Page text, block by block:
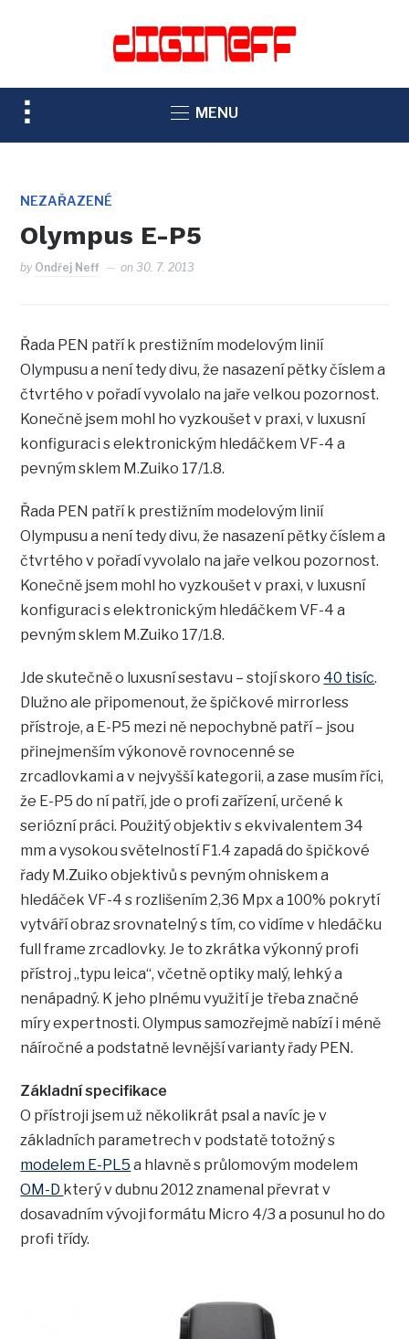
TOGGLE
SIDEBAR
NAVIGATION
MENU
NEZAŘAZENÉ
Olympus E-P5
by Ondřej Neff on30. 7. 2013
Řada PEN patří k prestižním modelovým linií
Olympusu a není tedy divu, že nasazení pětky číslem a
čtvrtého v pořadí vyvolalo na jaře velkou pozornost.
Konečně jsem mohl ho vyzkoušet v praxi, v luxusní
konfiguraci s elektronickým hledáčkem VF-4 a
pevným sklem M.Zuiko 17/1.8.
Řada PEN patří k prestižním modelovým linií
Olympusu a není tedy divu, že nasazení pětky číslem a
čtvrtého v pořadí vyvolalo na jaře velkou pozornost.
Konečně jsem mohl ho vyzkoušet v praxi, v luxusní
konfiguraci s elektronickým hledáčkem VF-4 a
pevným sklem M.Zuiko 17/1.8.
Jde skutečně o luxusní sestavu – stojí skoro 40 tisíc.
Dlužno ale připomenout, že špičkové mirrorless
přístroje, a E-P5 mezi ně nepochybně patří – jsou
přinejmenším výkonově rovnocenné se
zrcadlovkami a v nejvyšší kategorii, a zase musím říci,
že E-P5 do ní patří, jde o profi zařízení, určené k
seriózní práci. Použitý objektiv s ekvivalentem 34
mm a vysokou světelností F1.4 zapadá do špičkové
řady M.Zuiko objektivů s pevným ohniskem a
hledáček VF-4 s rozlišením 2,36 Mpx a 100% pokrytí
vytváří obraz srovnatelný s tím, co vidíme v hledáčku
full frame zrcadlovky. Je to zkrátka výkonný profi
přístroj „typu leica“, včetně optiky malý, lehký a
nenápadný. K jeho plnému využití je třeba značné
míry expertnosti. Olympus samozřejmě nabízí i méně
náíročné a podstatně levnější varianty řady PEN.
Základní specifikace
O přístroji jsem už několikrát psal a navíc je v
základních parametrech v podstatě totožný s
modelem E-PL5 a hlavně s průlomovým modelem
OM-D který v dubnu 2012 znamenal převrat v
dosavadním vývoji formátu Micro 4/3 a posunul ho do
profi třídy.